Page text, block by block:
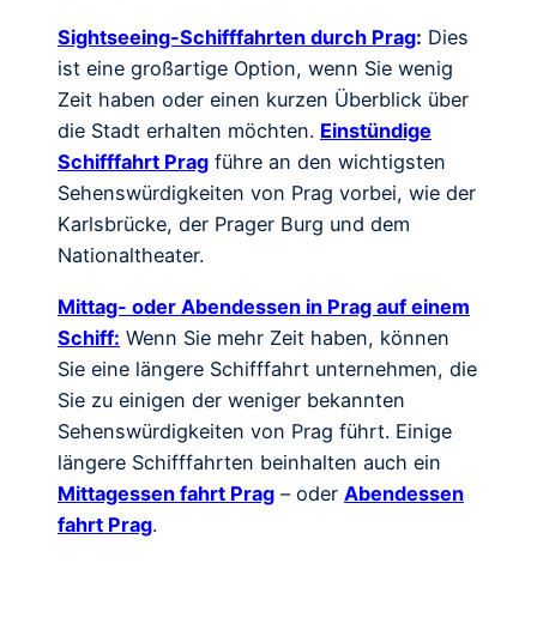
Sightseeing-Schifffahrten durch Prag: Dies
ist eine großartige Option, wenn Sie wenig
Zeit haben oder einen kurzen Überblick über
die Stadt erhalten möchten. Einstündige
Schifffahrt Prag führe an den wichtigsten
Sehenswürdigkeiten von Prag vorbei, wie der
Karlsbrücke, der Prager Burg und dem
Nationaltheater.
Mittag- oder Abendessen in Prag auf einem
Schiff: Wenn Sie mehr Zeit haben, können
Sie eine längere Schifffahrt unternehmen, die
Sie zu einigen der weniger bekannten
Sehenswürdigkeiten von Prag führt. Einige
längere Schifffahrten beinhalten auch ein
Mittagessen fahrt Prag – oder Abendessen
fahrt Prag.